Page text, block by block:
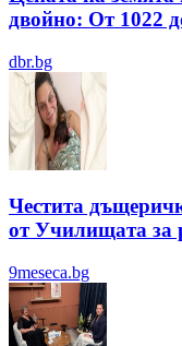
двойно: От 1022
dbr.bg
Честита
от Училищата за
9meseca.bg